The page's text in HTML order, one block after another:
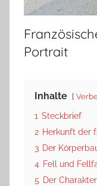
Portrait
Inhalte
1 Steckbrief
2 Herkunft der
3 Der
4 Fell und
5 Der Charakter